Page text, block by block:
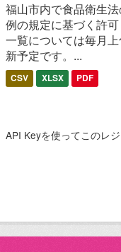
福山市内で食品衛生
例の規定に基づく許
一覧については毎月
新予定です。...
CSV XLSX PDF
API Keyを使ってこのレ